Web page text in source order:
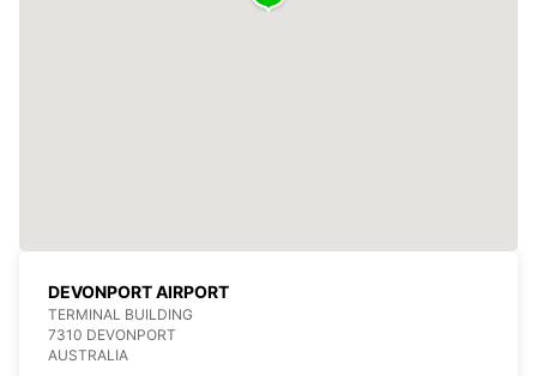
DEVONPORT AIRPORT
TERMINAL BUILDING
7310 DEVONPORT
AUSTRALIA